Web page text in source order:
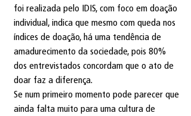
foi realizada pelo IDIS, com foco em doação
individual, indica que mesmo com queda nos
índices de doação, há uma tendência de
amadurecimento da sociedade, pois 80%
dos entrevistados concordam que o ato de
doar faz a diferença.
Se num primeiro momento pode parecer que
ainda falta muito para uma cultura de